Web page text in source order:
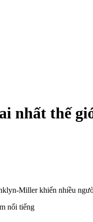
nhất thế
Miller khiến nhiều